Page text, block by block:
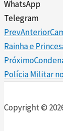
WhatsApp
Telegram
PrevAnterior
Rainha e
Próximo
Polícia Militar
Copyright ©